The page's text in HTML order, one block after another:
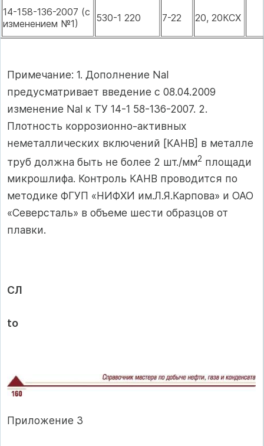
14-158-136-2007 (с
изменением №1)
530-1 220 7-22 20, 20КСХ
Примечание: 1. Дополнение Nal
предусматривает введение с 08.04.2009
изменение Nal к ТУ 14-1 58-136-2007. 2.
Плотность коррозионно-активных
неметаллических включений [КАНВ] в металле
труб должна быть не более 2 шт./мм2 площади
микрошлифа. Контроль КАНВ проводится по
методике ФГУП «НИФХИ им.Л.Я.Карпова» и ОАО
«Северсталь» в объеме шести образцов от
плавки.
СЛ
to
Приложение 3